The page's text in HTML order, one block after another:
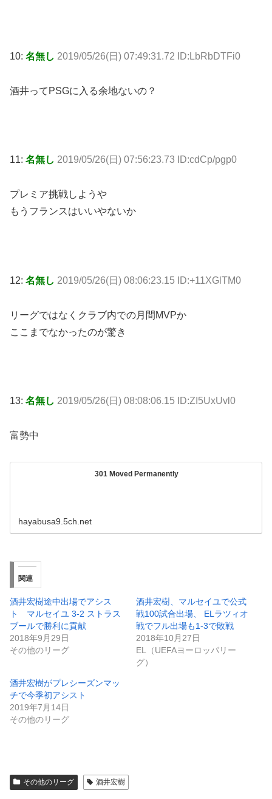
10: 名無し 2019/05/26(日) 07:49:31.72 ID:LbRbDTFi0
酒井ってPSGに入る余地ないの？
11: 名無し 2019/05/26(日) 07:56:23.73 ID:cdCp/pgp0
プレミア挑戦しようや
もうフランスはいいやないか
12: 名無し 2019/05/26(日) 08:06:23.15 ID:+11XGlTM0
リーグではなくクラブ内での月間MVPか
ここまでなかったのが驚き
13: 名無し 2019/05/26(日) 08:08:06.15 ID:ZI5UxUvl0
富勢中
301 Moved Permanently
hayabusa9.5ch.net
関連
酒井宏樹途中出場でアシス
ト マルセイユ 3-2 ストラス
ブールで勝利に貢献
2018年9月29日
その他のリーグ
酒井宏樹、マルセイユで公式
戦100試合出場、 ELラツィオ
戦でフル出場も1-3で敗戦
2018年10月27日
EL（UEFAヨーロッパリー
グ）
酒井宏樹がプレシーズンマッ
チで今季初アシスト
2019年7月14日
その他のリーグ
その他のリーグ 酒井宏樹